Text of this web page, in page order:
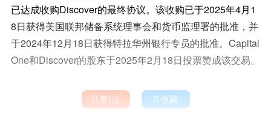
已达成收购Discover的最终协议。该收购已于2025年4月1
8日获得美国联邦储备系统理事会和货币监理署的批准，并
于2024年12月18日获得特拉华州银行专员的批准。Capital
One和Discover的股东于2025年2月18日投票赞成该交易。
 赞()  收藏